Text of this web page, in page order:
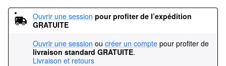
Ouvrir une session pour profiter de l’expédition
GRATUITE
Ouvrir une session ou créer un compte pour profiter de
livraison standard GRATUITE.
Livraison et retours